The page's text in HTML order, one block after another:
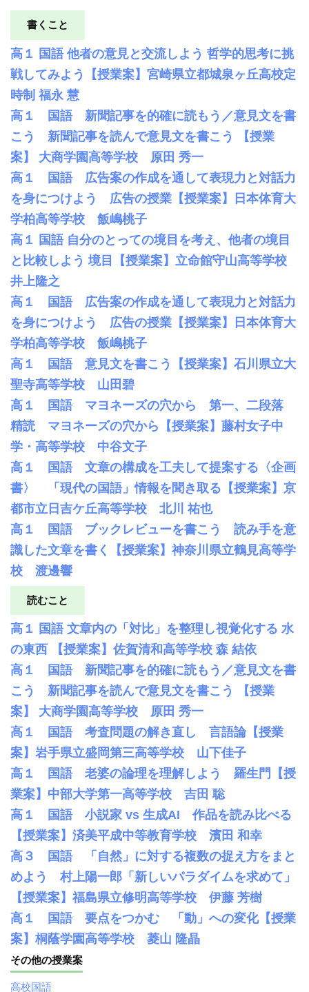
書くこと
高１ 国語 他者の意見と交流しよう 哲学的思考に挑
戦してみよう【授業案】宮崎県立都城泉ヶ丘高校定
時制 福永 慧
高１ 国語 新聞記事を的確に読もう／意見文を書
こう 新聞記事を読んで意見文を書こう 【授業
案】 大商学園高等学校 原田 秀一
高１ 国語 広告案の作成を通して表現力と対話力
を身につけよう 広告の授業【授業案】日本体育大
学柏高等学校 飯嶋桃子
高１ 国語 自分のとっての境目を考え、他者の境目
と比較しよう 境目【授業案】立命館守山高等学校
井上隆之
高１ 国語 広告案の作成を通して表現力と対話力
を身につけよう 広告の授業【授業案】日本体育大
学柏高等学校 飯嶋桃子
高１ 国語 意見文を書こう【授業案】石川県立大
聖寺高等学校 山田碧
高１ 国語 マヨネーズの穴から 第一、二段落
精読 マヨネーズの穴から【授業案】藤村女子中
学・高等学校 中谷文子
高１ 国語 文章の構成を工夫して提案する〈企画
書〉 「現代の国語」情報を聞き取る【授業案】京
都市立日吉ケ丘高等学校 北川 祐也
高１ 国語 ブックレビューを書こう 読み手を意
識した文章を書く【授業案】神奈川県立鶴見高等学
校 渡邊響
読むこと
高１ 国語 文章内の「対比」を整理し視覚化する 水
の東西 【授業案】佐賀清和高等学校 森 結依
高１ 国語 新聞記事を的確に読もう／意見文を書
こう 新聞記事を読んで意見文を書こう 【授業
案】 大商学園高等学校 原田 秀一
高１ 国語 考査問題の解き直し 言語論【授業
案】岩手県立盛岡第三高等学校 山下佳子
高１ 国語 老婆の論理を理解しよう 羅生門【授
業案】中部大学第一高等学校 吉田 聡
高１ 国語 小説家 vs 生成AI 作品を読み比べる
【授業案】済美平成中等教育学校 濱田 和幸
高３ 国語 「自然」に対する複数の捉え方をまと
めよう 村上陽一郎「新しいパラダイムを求めて」
【授業案】福島県立修明高等学校 伊藤 芳樹
高１ 国語 要点をつかむ 「動」への変化【授業
案】桐蔭学園高等学校 菱山 隆晶
その他の授業案
高校国語